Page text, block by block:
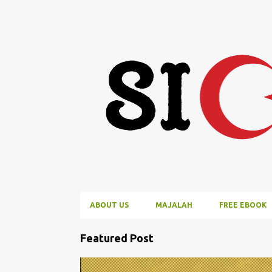
ABOUT US MAJALAH FREE EBOOK
P
o
Featured Post